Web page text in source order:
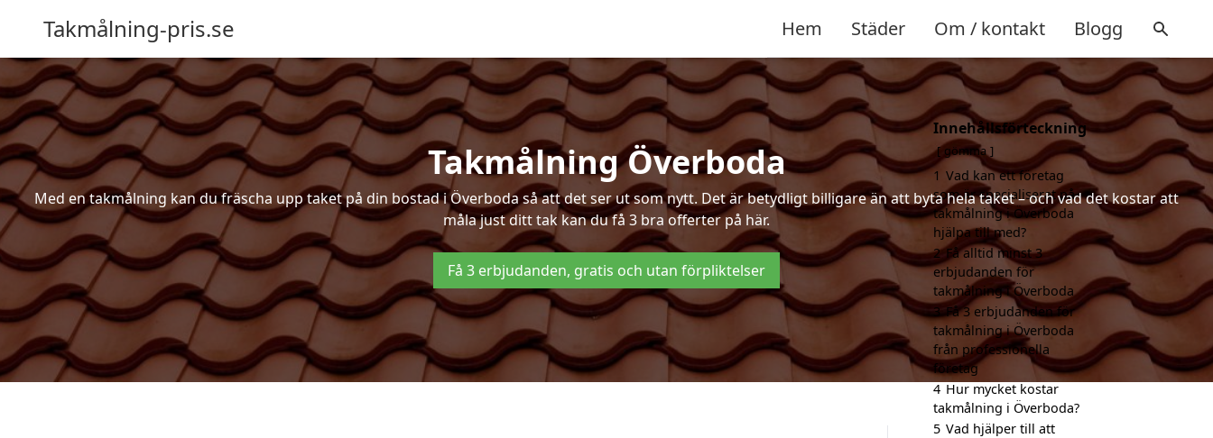
Takmålning-pris.se Hem Städer Om / kontakt Blogg
Takmålning Överboda
Med en takmålning kan du fräscha upp taket på din bostad i Överboda så att det ser ut som nytt. Det är betydligt billigare än att byta hela taket – och vad det kostar att
måla just ditt tak kan du få 3 bra offerter på här.
Få 3 erbjudanden, gratis och utan förpliktelser
Innehållsförteckning
gömma
1 Vad kan ett företag
som är specialiserat på
takmålning i Överboda
hjälpa till med?
2 Få alltid minst 3
erbjudanden för
takmålning i Överboda
3 Få 3 erbjudanden för
takmålning i Överboda
från professionella
företag
4 Hur mycket kostar
takmålning i Överboda?
5 Vad hjälper till att